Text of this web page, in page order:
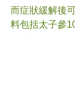
而症狀緩解後
料包括太子參